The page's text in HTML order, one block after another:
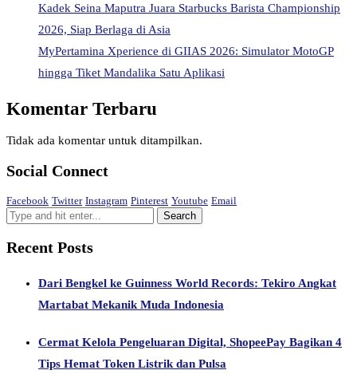
Kadek Seina Maputra Juara Starbucks Barista Championship
2026, Siap Berlaga di Asia
MyPertamina Xperience di GIIAS 2026: Simulator MotoGP
hingga Tiket Mandalika Satu Aplikasi
Komentar Terbaru
Tidak ada komentar untuk ditampilkan.
Social Connect
Facebook Twitter Instagram Pinterest Youtube Email
Recent Posts
Dari Bengkel ke Guinness World Records: Tekiro Angkat
Martabat Mekanik Muda Indonesia
Cermat Kelola Pengeluaran Digital, ShopeePay Bagikan 4
Tips Hemat Token Listrik dan Pulsa